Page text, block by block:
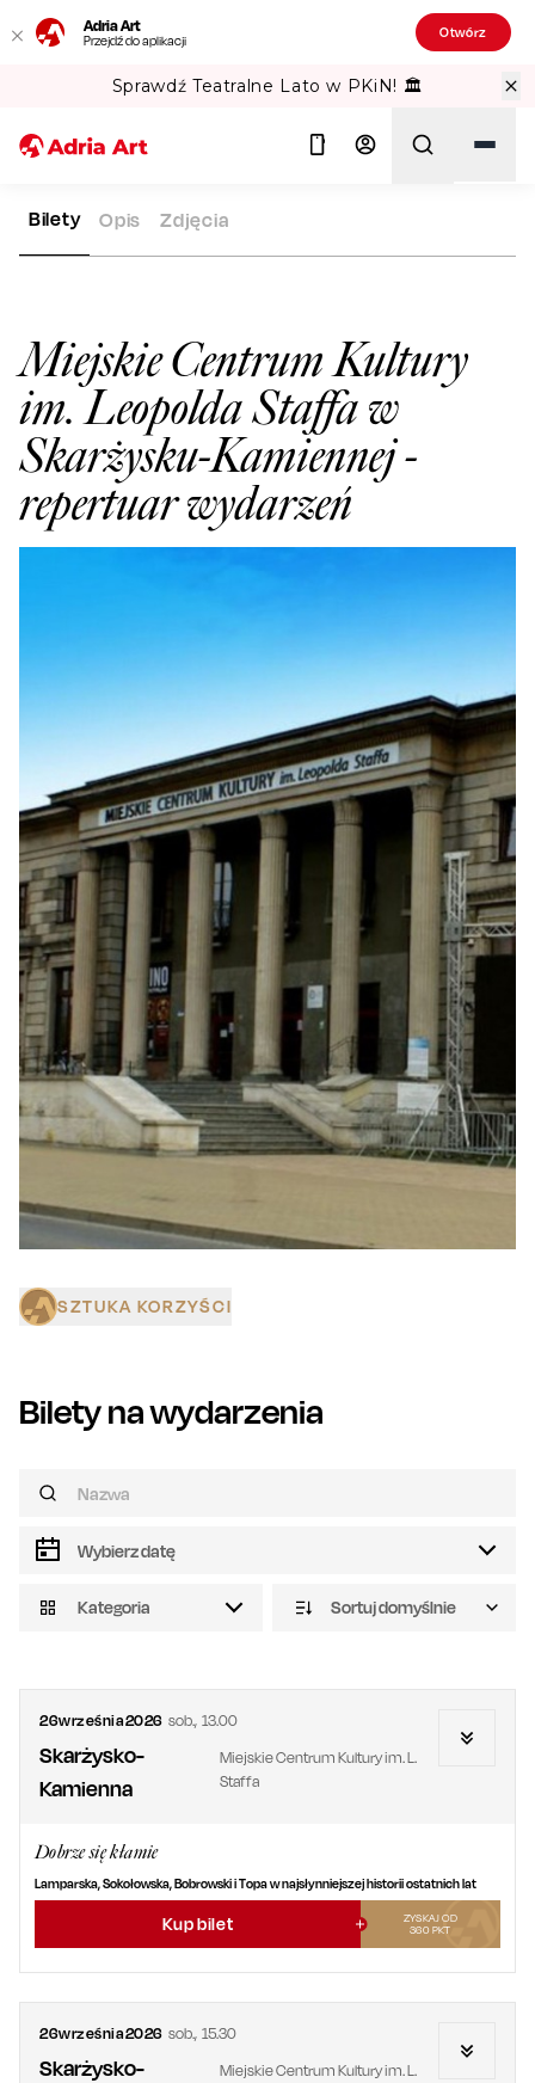
Adria Art
Przejdź do aplikacji Otwórz
Sprawdź Teatralne Lato w PKiN! 🏛️
ADRIA ART SALE WIDOWISKOWE
Miejskie Centrum Kultury
im. Leopolda Staffa w
Skarżysku-Kamiennej-
repertuar wydarzeń
Bilety Opis Zdjęcia
SZTUKA KORZYŚCI
Bilety na wydarzenia
Kategoria Sortuj domyślnie
26września2026 sob., 13.00
Skarżysko-
Kamienna
Miejskie Centrum Kultury im. L.
Staffa
Dobrze się kłamie
Lamparska, Sokołowska, Bobrowski i Topa w najsłynniejszej historii ostatnich lat
Kup bilet
ZYSKAJ OD
360 PKT
26września2026 sob., 15.30
Skarżysko-
Miejskie Centrum Kultury im. L.